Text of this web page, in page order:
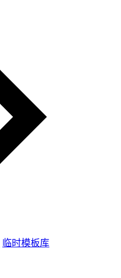
临时模板库